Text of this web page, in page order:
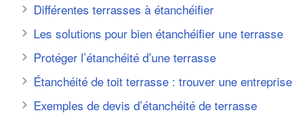
Différentes terrasses à étanchéifier
Les solutions pour bien étanchéifier une terrasse
Protéger l’étanchéité d’une terrasse
Étanchéité de toit terrasse : trouver une entreprise
Exemples de devis d’étanchéité de terrasse